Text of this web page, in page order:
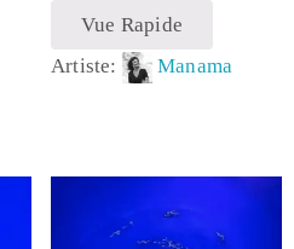
Vue Rapide
Artiste:
Manama